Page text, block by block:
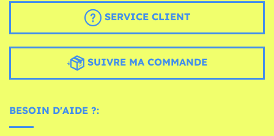
SERVICE CLIENT
SUIVRE MA COMMANDE
BESOIN D'AIDE ?: